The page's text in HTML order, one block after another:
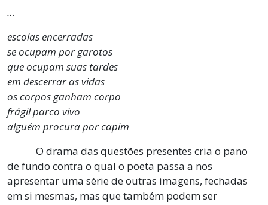
…
escolas encerradas
se ocupam por garotos
que ocupam suas tardes
em descerrar as vidas
os corpos ganham corpo
frágil parco vivo
alguém procura por capim
O drama das questões presentes cria o pano
de fundo contra o qual o poeta passa a nos
apresentar uma série de outras imagens, fechadas
em si mesmas, mas que também podem ser